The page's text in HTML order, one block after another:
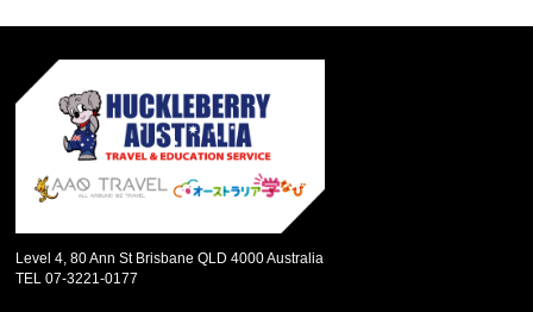
Level 4, 80 Ann St Brisbane QLD 4000 Australia
TEL 07-3221-0177